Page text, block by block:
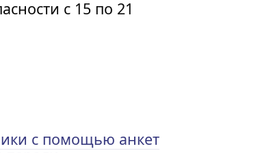
с 15 по 21
с помощью анкет